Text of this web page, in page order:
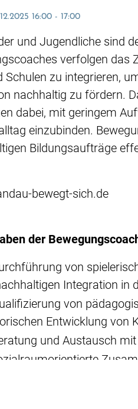
16:00 - 17:00
und Jugendliche sind
verfolgen das
Schulen zu integrieren,
nachhaltig zu fördern.
dabei, mit geringem
einzubinden.
Bildungsaufträge
bewegt-sich.de
der
von
Integration in
von
Entwicklung von
und Austausch mit